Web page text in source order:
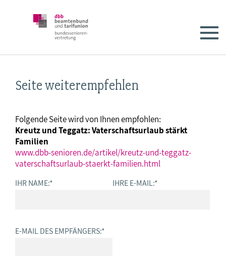
Seite weiterempfehlen
Folgende Seite wird von Ihnen empfohlen:
Kreutz und Teggatz: Vaterschaftsurlaub stärkt
Familien
www.dbb-senioren.de/artikel/kreutz-und-teggatz-
vaterschaftsurlaub-staerkt-familien.html
IHR NAME:* IHRE E-MAIL:*
E-MAIL DES EMPFÄNGERS:*